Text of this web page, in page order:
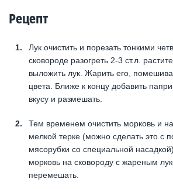
Рецепт
Лук очистить и порезать тонкими
сковороде разогреть 2-3 ст.л.
выложить лук. Жарить его,
цвета. Ближе к концу добавить
вкусу и размешать.
Тем временем очистить морковь и
мелкой терке (можно сделать это с
мясорубки со специальной
морковь на сковороду с жареным
перемешать.